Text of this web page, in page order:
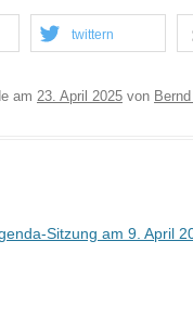
twittern
am 23. April 2025 von
Sitzung am 9. April